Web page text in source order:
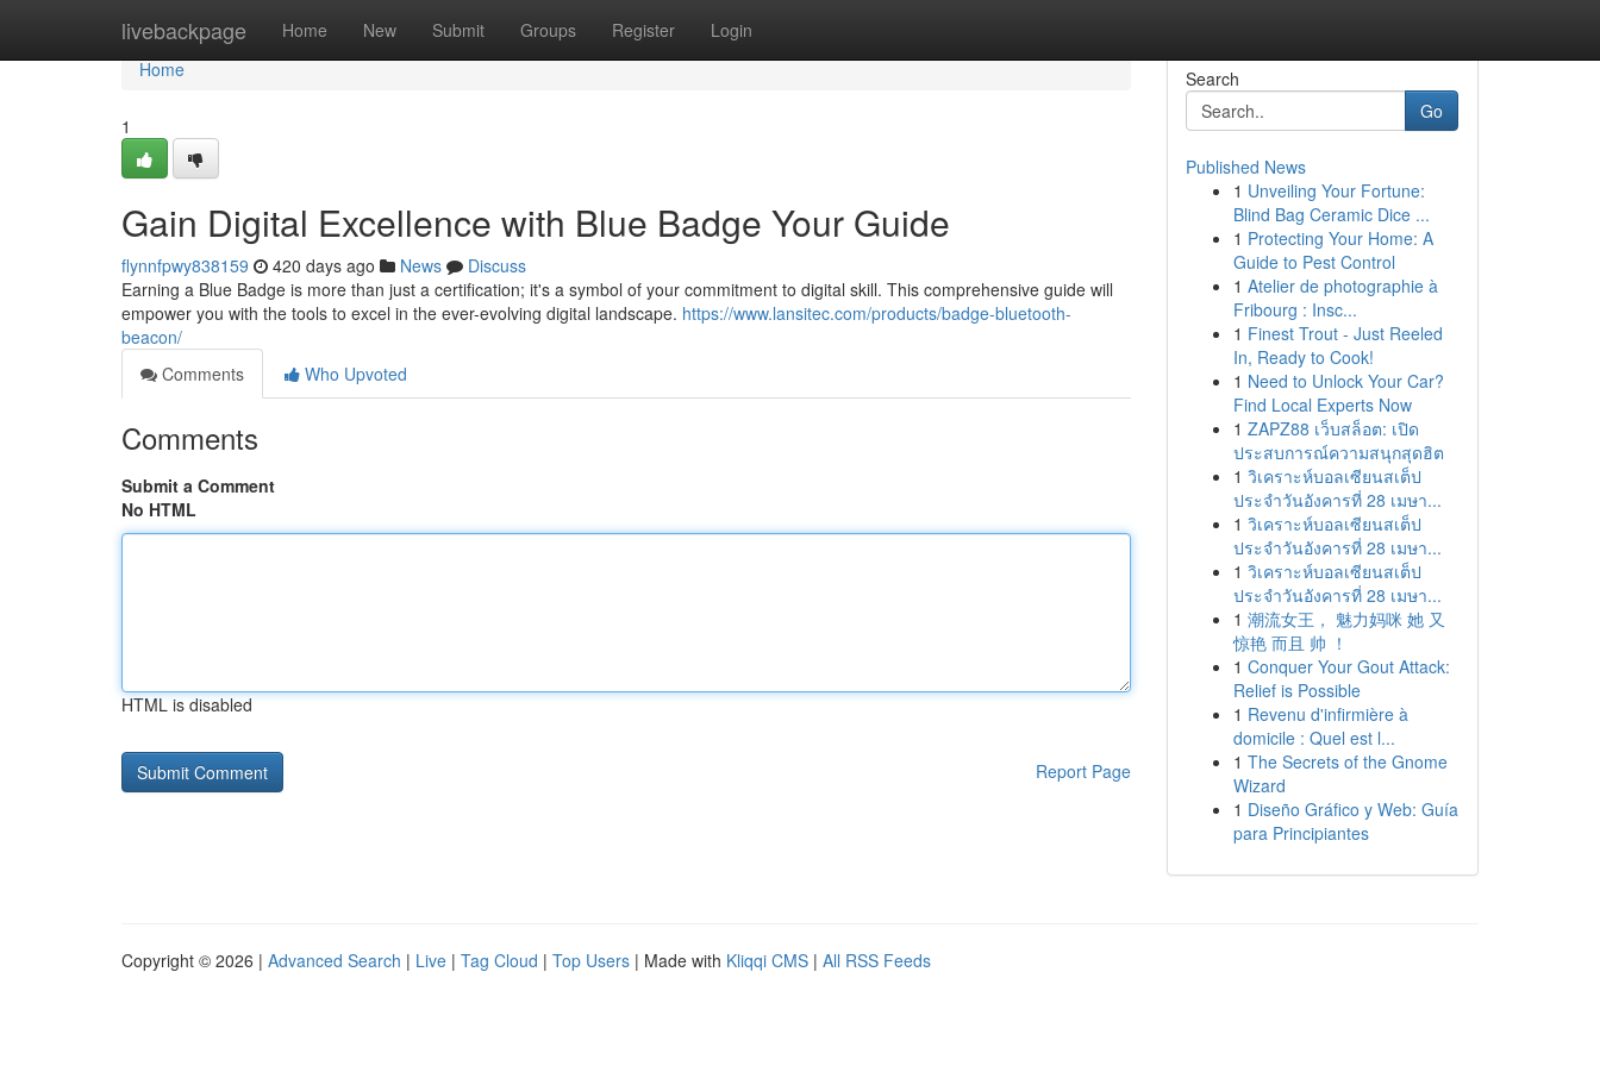
livebackpage Home New Submit Groups Register Login
Home
Home
1
Gain Digital Excellence with Blue Badge Your Guide
flynnfpwy838159 420 days ago News
Discuss
Earning a Blue Badge is more than just a certification; it's a symbol of your commitment to digital skill. This comprehensive guide will
empower you with the tools to excel in the ever-evolving digital landscape. https://www.lansitec.com/products/badge-bluetooth-
beacon/
Comments
Who Upvoted
Comments
Submit a Comment
No HTML
HTML is disabled
Report Page
Search
Go
Published News
1 Unveiling Your Fortune:
Blind Bag Ceramic Dice ...
1 Protecting Your Home: A
Guide to Pest Control
1 Atelier de photographie à
Fribourg : Insc...
1 Finest Trout - Just Reeled
In, Ready to Cook!
1 Need to Unlock Your Car?
Find Local Experts Now
1 ZAPZ88 เว็บสล็อต: เปิด
ประสบการณ์ความสนุกสุดฮิต
1 วิเคราะห์บอลเซียนสเต็ป
ประจำวันอังคารที่ 28 เมษา...
1 วิเคราะห์บอลเซียนสเต็ป
ประจำวันอังคารที่ 28 เมษา...
1 วิเคราะห์บอลเซียนสเต็ป
ประจำวันอังคารที่ 28 เมษา...
1 潮流女王， 魅力妈咪 她 又
惊艳 而且 帅 ！
1 Conquer Your Gout Attack:
Relief is Possible
1 Revenu d'infirmière à
domicile : Quel est l...
1 The Secrets of the Gnome
Wizard
1 Diseño Gráfico y Web: Guía
para Principiantes
Copyright © 2026 | Advanced Search | Live | Tag Cloud | Top Users | Made with Kliqqi CMS | All RSS Feeds